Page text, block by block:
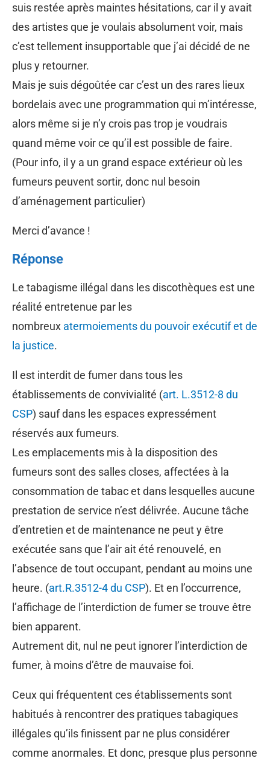
suis restée après maintes hésitations, car il y avait
des artistes que je voulais absolument voir, mais
c’est tellement insupportable que j’ai décidé de ne
plus y retourner.
Mais je suis dégoûtée car c’est un des rares lieux
bordelais avec une programmation qui m’intéresse,
alors même si je n’y crois pas trop je voudrais
quand même voir ce qu’il est possible de faire.
(Pour info, il y a un grand espace extérieur où les
fumeurs peuvent sortir, donc nul besoin
d’aménagement particulier)
Merci d’avance !
Réponse
Le tabagisme illégal dans les discothèques est une
réalité entretenue par les
nombreux atermoiements du pouvoir exécutif et de
la justice.
Il est interdit de fumer dans tous les
établissements de convivialité (art. L.3512-8 du
CSP) sauf dans les espaces expressément
réservés aux fumeurs.
Les emplacements mis à la disposition des
fumeurs sont des salles closes, affectées à la
consommation de tabac et dans lesquelles aucune
prestation de service n’est délivrée. Aucune tâche
d’entretien et de maintenance ne peut y être
exécutée sans que l’air ait été renouvelé, en
l’absence de tout occupant, pendant au moins une
heure. (art.R.3512-4 du CSP). Et en l’occurrence,
l’affichage de l’interdiction de fumer se trouve être
bien apparent.
Autrement dit, nul ne peut ignorer l’interdiction de
fumer, à moins d’être de mauvaise foi.
Ceux qui fréquentent ces établissements sont
habitués à rencontrer des pratiques tabagiques
illégales qu’ils finissent par ne plus considérer
comme anormales. Et donc, presque plus personne